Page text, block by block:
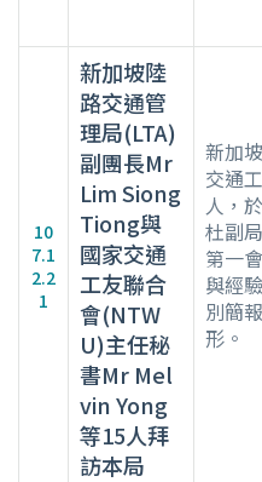
10
7.1
2.2
1
新加坡陸
路交通管
理局(LTA)
副團長Mr
Lim Siong
Tiong與
國家交通
工友聯合
會(NTW
U)主任秘
書Mr Mel
vin Yong
等15人拜
訪本局
新加
交通
人，
杜副
第一
與經
別簡
形。